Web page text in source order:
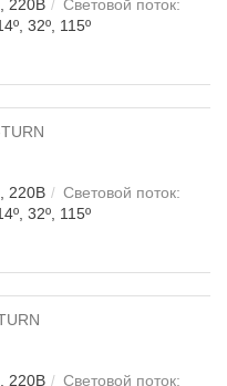
220В
Световой поток:
32º, 115º
220В
Световой поток:
32º, 115º
220В
Световой поток: